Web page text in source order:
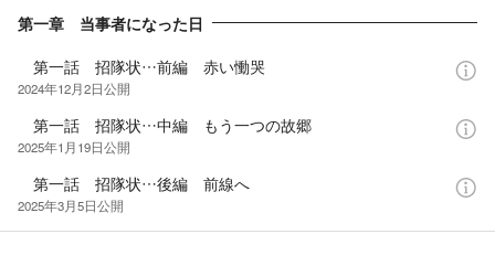
第一章 当事者になった日
第一話 招隊状…前編 赤い慟哭
2024年12月2日公開
第一話 招隊状…中編 もう一つの故郷
2025年1月19日公開
第一話 招隊状…後編 前線へ
2025年3月5日公開